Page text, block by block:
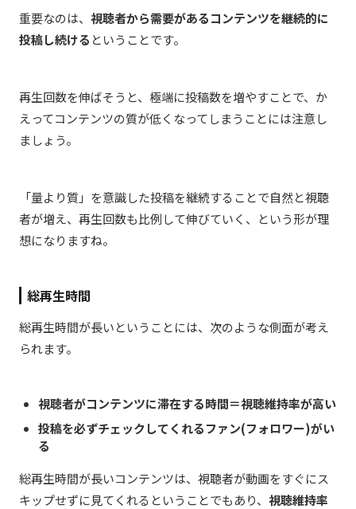
重要なのは、 視聴者から需要があるコンテンツを継続的に
投稿し続ける ということです。
再生回数を伸ばそうと、極端に投稿数を増やすことで、か
えってコンテンツの質が低くなってしまうことには注意し
ましょう。
「量より質」を意識した投稿を継続することで自然と視聴
者が増え、再生回数も比例して伸びていく、という形が理
想になりますね。
総再生時間
総再生時間が長いということには、次のような側面が考え
られます。
視聴者がコンテンツに滞在する時間＝視聴維持率が高い
投稿を必ずチェックしてくれるファン(フォロワー)がい
る
総再生時間が長いコンテンツは、視聴者が動画をすぐにス
キップせずに見てくれるということでもあり、 視聴維持率